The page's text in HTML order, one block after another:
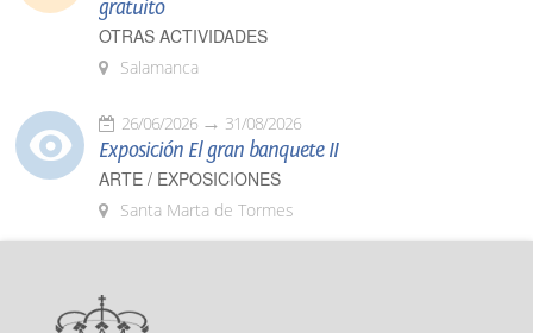
gratuito
OTRAS ACTIVIDADES
Salamanca
26/06/2026 31/08/2026
Exposición El gran banquete II
ARTE / EXPOSICIONES
Santa Marta de Tormes